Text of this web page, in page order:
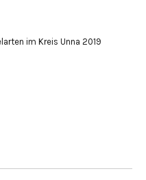
im Kreis Unna 2019